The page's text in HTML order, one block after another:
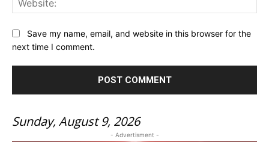
Save my name, email, and website in this browser for the
next time I comment.
Sunday, August 9, 2026
- Advertisment -